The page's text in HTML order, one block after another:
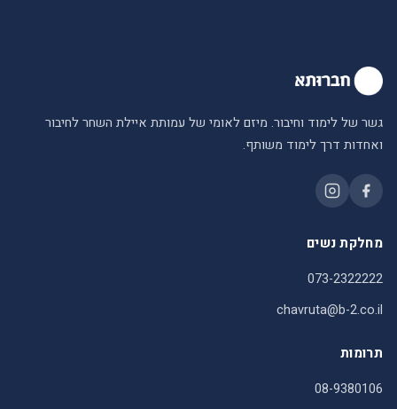
גשר של לימוד וחיבור. מיזם לאומי של עמותת איילת השחר לחיבור
ואחדות דרך לימוד משותף.
מחלקת נשים
073-2322222
chavruta@b-2.co.il
תרומות
08-9380106